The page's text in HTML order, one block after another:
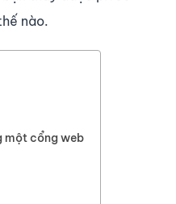
nào.
một cổng web